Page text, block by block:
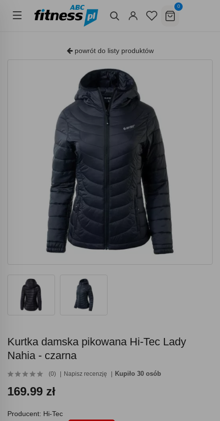
0
powrót do listy produktów
Kurtka damska pikowana Hi-Tec Lady
Nahia - czarna
(0) Napisz recenzję Kupiło 30 osób
169.99 zł
Producent: Hi-Tec